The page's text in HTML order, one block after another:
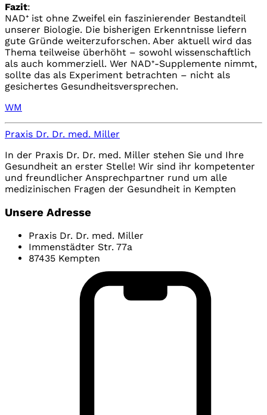
Fazit:
NAD⁺ ist ohne Zweifel ein faszinierender Bestandteil
unserer Biologie. Die bisherigen Erkenntnisse liefern
gute Gründe weiterzuforschen. Aber aktuell wird das
Thema teilweise überhöht – sowohl wissenschaftlich
als auch kommerziell. Wer NAD⁺-Supplemente nimmt,
sollte das als Experiment betrachten – nicht als
gesichertes Gesundheitsversprechen.
WM
Praxis Dr. Dr. med. Miller
In der Praxis Dr. Dr. med. Miller stehen Sie und Ihre
Gesundheit an erster Stelle! Wir sind ihr kompetenter
und freundlicher Ansprechpartner rund um alle
medizinischen Fragen der Gesundheit in Kempten
Unsere Adresse
Praxis Dr. Dr. med. Miller
Immenstädter Str. 77a
87435 Kempten